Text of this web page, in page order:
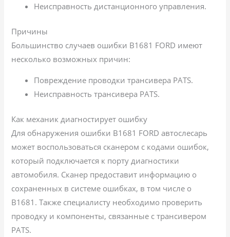
Неисправность дистанционного управления.
Причины
Большинство случаев ошибки B1681 FORD имеют
несколько возможных причин:
Повреждение проводки трансивера PATS.
Неисправность трансивера PATS.
Как механик диагностирует ошибку
Для обнаружения ошибки B1681 FORD автослесарь
может воспользоваться сканером с кодами ошибок,
который подключается к порту диагностики
автомобиля. Сканер предоставит информацию о
сохраненных в системе ошибках, в том числе о
B1681. Также специалисту необходимо проверить
проводку и компоненты, связанные с трансивером
PATS.